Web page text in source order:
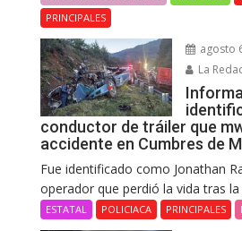
PRINCIPALES
agosto
La
conductor de tráiler que
accidente en Cumbres de
Fue identificado como Jonathan
operador que perdió la vida tras la
ESTATAL POLICIACA PRINCIPALES